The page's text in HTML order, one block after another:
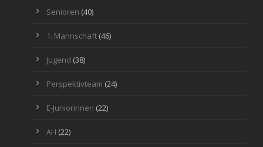
Senioren (40)
1. Mannschaft (46)
Jugend (38)
Perspektivteam (24)
E-Juniorinnen (22)
AH (22)